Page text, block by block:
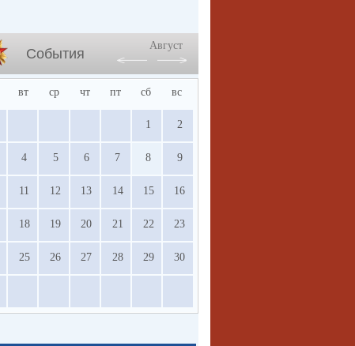
События
Август
вт ср чт пт сб вс
1 2
4 5 6 7 8 9
11 12 13 14 15 16
18 19 20 21 22 23
25 26 27 28 29 30